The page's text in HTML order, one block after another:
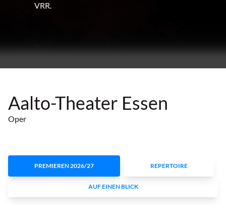
VRR.
Aalto-Theater Essen
Oper
PREMIEREN 2026/27 REPERTOIRE
AUF EINEN BLICK